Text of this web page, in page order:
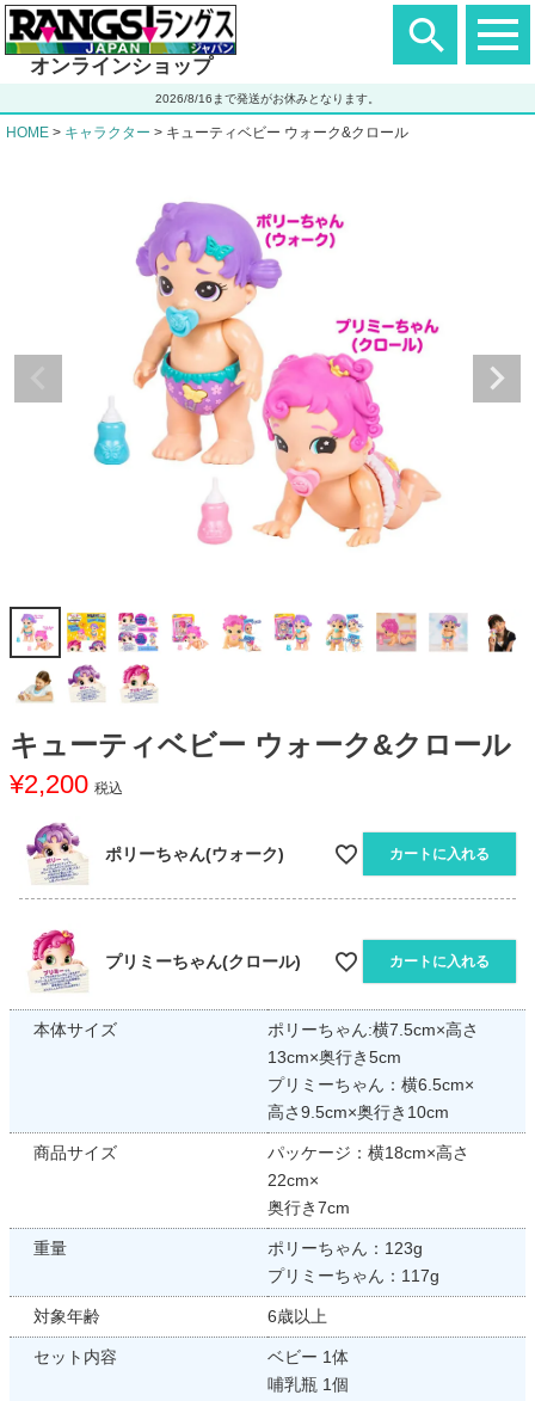
ヘ
ダ
エ
ア
オンラインショップ
2026/8/16まで発送がお休みとなります。
HOME キャラクター キューティベビー ウォーク&クロール
キューティベビー ウォーク&クロール
¥2,200 税込
ポリーちゃん(ウォーク) カートに入れる
プリミーちゃん(クロール) カートに入れる
本体サイズ
ポリーちゃん:横7.5cm×高さ
13cm×奥行き5cm
プリミーちゃん：横6.5cm×
高さ9.5cm×奥行き10cm
商品サイズ
パッケージ：横18cm×高さ
22cm×
奥行き7cm
重量
ポリーちゃん：123g
プリミーちゃん：117g
対象年齢 6歳以上
セット内容
ベビー 1体
哺乳瓶 1個